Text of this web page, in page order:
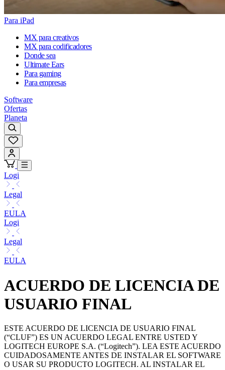
Para iPad
MX para creativos
MX para codificadores
Donde sea
Ultimate Ears
Para gaming
Para empresas
Software
Ofertas
Planeta
Logi
Legal
EULA
Logi
Legal
EULA
ACUERDO DE LICENCIA DE
USUARIO FINAL
ESTE ACUERDO DE LICENCIA DE USUARIO FINAL
(“CLUF”) ES UN ACUERDO LEGAL ENTRE USTED Y
LOGITECH EUROPE S.A. (“Logitech”). LEA ESTE ACUERDO
CUIDADOSAMENTE ANTES DE INSTALAR EL SOFTWARE
O USAR SU PRODUCTO LOGITECH. AL INSTALAR EL